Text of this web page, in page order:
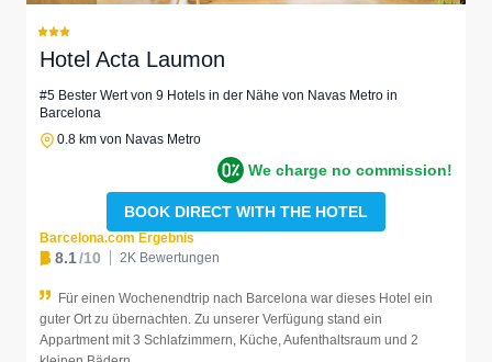
Hotel Acta Laumon
#5 Bester Wert von 9 Hotels in der Nähe von Navas Metro in
Barcelona
0.8 km von Navas Metro
We charge no commission!
BOOK DIRECT WITH THE HOTEL
Barcelona.com Ergebnis
8.1/10 2K Bewertungen
Für einen Wochenendtrip nach Barcelona war dieses Hotel ein
guter Ort zu übernachten. Zu unserer Verfügung stand ein
Appartment mit 3 Schlafzimmern, Küche, Aufenthaltsraum und 2